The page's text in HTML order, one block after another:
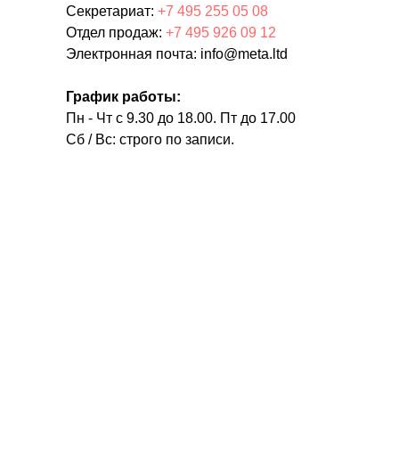
Секретариат: +7 495 255 05 08
Отдел продаж: +7 495 926 09 12
Электронная почта: info@meta.ltd
График работы:
Пн - Чт с 9.30 до 18.00. Пт до 17.00
Сб / Вс: строго по записи.